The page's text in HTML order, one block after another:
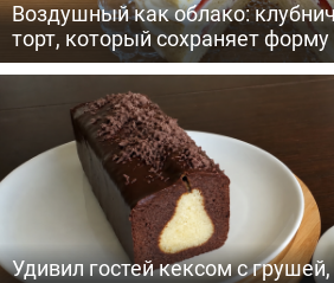
Воздушный как облако:
торт, который сохраняет форму
Удивил гостей кексом с